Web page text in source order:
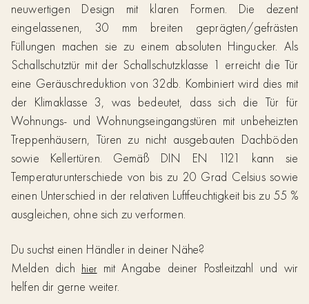
neuwertigen Design mit klaren Formen. Die dezent
eingelassenen, 30 mm breiten geprägten/gefrästen
Füllungen machen sie zu einem absoluten Hingucker. Als
Schallschutztür mit der Schallschutzklasse 1 erreicht die Tür
eine Geräuschreduktion von 32db. Kombiniert wird dies mit
der Klimaklasse 3, was bedeutet, dass sich die Tür für
Wohnungs- und Wohnungseingangstüren mit unbeheizten
Treppenhäusern, Türen zu nicht ausgebauten Dachböden
sowie Kellertüren. Gemäß DIN EN 1121 kann sie
Temperaturunterschiede von bis zu 20 Grad Celsius sowie
einen Unterschied in der relativen Luftfeuchtigkeit bis zu 55 %
ausgleichen, ohne sich zu verformen.
Du suchst einen Händler in deiner Nähe?
Melden dich hier mit Angabe deiner Postleitzahl und wir
helfen dir gerne weiter.